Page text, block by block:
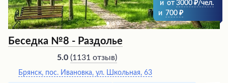
и от 3000
/чел.
и 700
Беседка №8 - Раздолье
5.0 (1131 отзыв)
Брянск, пос. Ивановка, ул. Школьная, 63